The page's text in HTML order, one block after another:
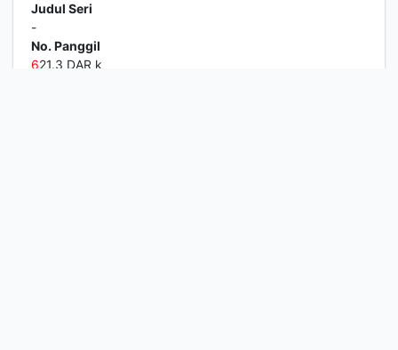
Judul Seri
-
No. Panggil
621.3 DAR k